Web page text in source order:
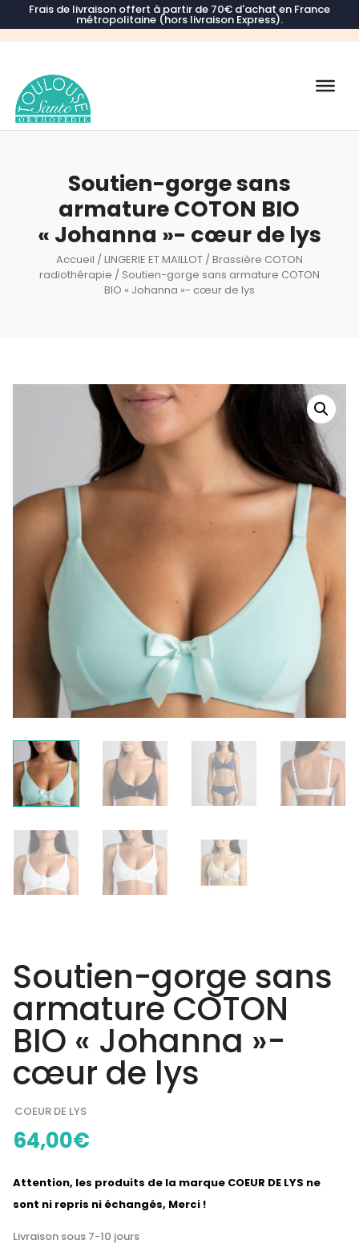
Frais de livraison offert à partir de 70€ d'achat en France
métropolitaine (hors livraison Express).
Recherche
Soutien-gorge sans
armature COTON BIO
« Johanna »- cœur de lys
Accueil /LINGERIE ET MAILLOT/Brassière COTON
radiothérapie / Soutien-gorge sans armature COTON
BIO « Johanna »- cœur de lys
Soutien-gorge sans
armature COTON
BIO « Johanna »-
cœur de lys
COEUR DE LYS
64,00€
Attention, les produits de la marque COEUR DE LYS ne
sont ni repris ni échangés, Merci !
Livraison sous 7-10 jours